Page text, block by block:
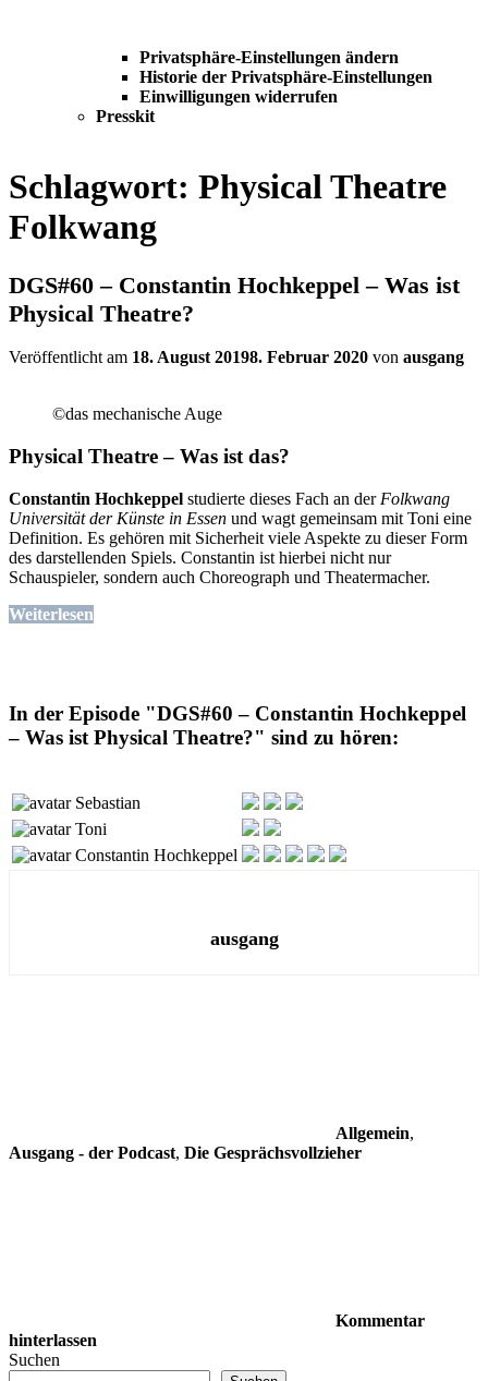
Privatsphäre-Einstellungen ändern
Historie der Privatsphäre-Einstellungen
Einwilligungen widerrufen
Presskit
Schlagwort: Physical Theatre
Folkwang
DGS#60 – Constantin Hochkeppel – Was ist
Physical Theatre?
Veröffentlicht am 18. August 20198. Februar 2020 von ausgang
©das mechanische Auge
Physical Theatre – Was ist das?
Constantin Hochkeppel studierte dieses Fach an der Folkwang
Universität der Künste in Essen und wagt gemeinsam mit Toni eine
Definition. Es gehören mit Sicherheit viele Aspekte zu dieser Form
des darstellenden Spiels. Constantin ist hierbei nicht nur
Schauspieler, sondern auch Choreograph und Theatermacher.
Weiterlesen
In der Episode "DGS#60 – Constantin Hochkeppel
– Was ist Physical Theatre?" sind zu hören:
Sebastian
Toni
Constantin Hochkeppel
ausgang
Allgemein,
Ausgang - der Podcast, Die Gesprächsvollzieher
Kommentar
hinterlassen
Suchen